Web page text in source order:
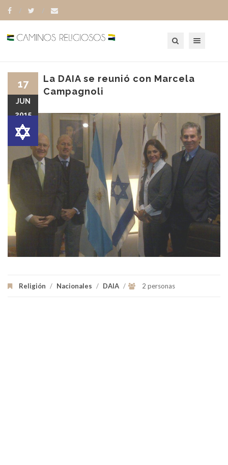
La DAIA se reunió con Marcela
Campagnoli
Religión / Nacionales / DAIA / 2 personas
17
JUN
2015